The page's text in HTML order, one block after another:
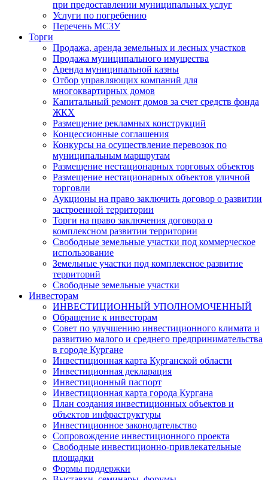
при предоставлении муниципальных услуг
Услуги по погребению
Перечень МСЗУ
Торги
Продажа, аренда земельных и лесных участков
Продажа муниципального имущества
Аренда муниципальной казны
Отбор управляющих компаний для
многоквартирных домов
Капитальный ремонт домов за счет средств фонда
ЖКХ
Размещение рекламных конструкций
Концессионные соглашения
Конкурсы на осуществление перевозок по
муниципальным маршрутам
Размещение нестационарных торговых объектов
Размещение нестационарных объектов уличной
торговли
Аукционы на право заключить договор о развитии
застроенной территории
Торги на право заключения договора о
комплексном развитии территории
Свободные земельные участки под коммерческое
использование
Земельные участки под комплексное развитие
территорий
Свободные земельные участки
Инвесторам
ИНВЕСТИЦИОННЫЙ УПОЛНОМОЧЕННЫЙ
Обращение к инвесторам
Совет по улучшению инвестиционного климата и
развитию малого и среднего предпринимательства
в городе Кургане
Инвестиционная карта Курганской области
Инвестиционная декларация
Инвестиционный паспорт
Инвестиционная карта города Кургана
План создания инвестиционных объектов и
объектов инфраструктуры
Инвестиционное законодательство
Сопровождение инвестиционного проекта
Свободные инвестиционно-привлекательные
площадки
Формы поддержки